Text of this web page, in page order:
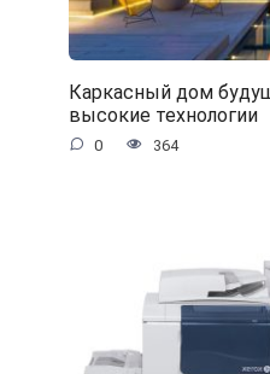
Каркасный дом
высокие технологии
0 364